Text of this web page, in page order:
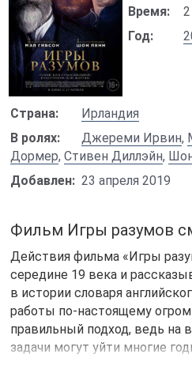
Время:
Год:
Страна:
Ирландия
В ролях:
Джереми Ирвин,
Дормер,Стивен Диллэйн,
Добавлен: 23 апреля 2019
Фильм Игры разумов
Действия фильма «Игры
середине 19 века и
в истории словаря
работы по-настоящему
правильный подход, ведь на
задачи могут уйти многие
оксфордский профессор
есть свой подход к данному